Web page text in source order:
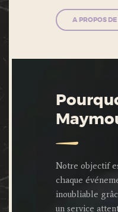
A PROPOS
Notre objectif
chaque
inoubliable
un service